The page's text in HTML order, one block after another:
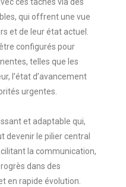
ces tâches via des
qui offrent une vue
et de leur état actuel.
configurés pour
telles que les
l’état d’avancement
urgentes.
et adaptable qui,
devenir le pilier central
la communication,
dans des
en rapide évolution.